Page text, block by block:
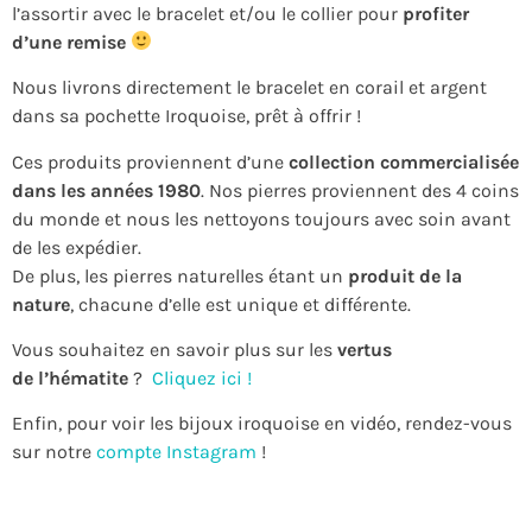
l’assortir avec le bracelet et/ou le collier pour profiter
d’une remise
Nous livrons directement le bracelet en corail et argent
dans sa pochette Iroquoise, prêt à offrir !
Ces produits proviennent d’une collection commercialisée
dans les années 1980. Nos pierres proviennent des 4 coins
du monde et nous les nettoyons toujours avec soin avant
de les expédier.
De plus, les pierres naturelles étant un produit de la
nature, chacune d’elle est unique et différente.
Vous souhaitez en savoir plus sur les vertus
de l’hématite ? Cliquez ici !
Enfin, pour voir les bijoux iroquoise en vidéo, rendez-vous
sur notre compte Instagram !